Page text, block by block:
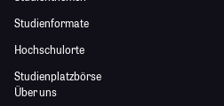
Studienformate
Hochschulorte
Studienplatzbörse
Über uns